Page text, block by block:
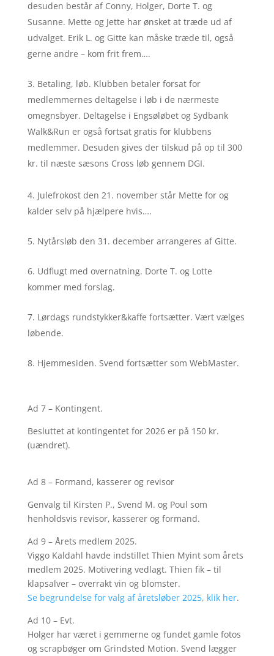
desuden består af Conny, Holger, Dorte T. og
Susanne. Mette og Jette har ønsket at træde ud af
udvalget. Erik L. og Gitte kan måske træde til, også
gerne andre – kom frit frem….
Betaling, løb. Klubben betaler forsat for
medlemmernes deltagelse i løb i de nærmeste
omegnsbyer. Deltagelse i Engsøløbet og Sydbank
Walk&Run er også fortsat gratis for klubbens
medlemmer. Desuden gives der tilskud på op til 300
kr. til næste sæsons Cross løb gennem DGI.
Julefrokost den 21. november står Mette for og
kalder selv på hjælpere hvis….
Nytårsløb den 31. december arrangeres af Gitte.
Udflugt med overnatning. Dorte T. og Lotte
kommer med forslag.
Lørdags rundstykker&kaffe fortsætter. Vært vælges
løbende.
Hjemmesiden. Svend fortsætter som WebMaster.
Ad 7 – Kontingent.
Besluttet at kontingentet for 2026 er på 150 kr.
(uændret).
Ad 8 – Formand, kasserer og revisor
Genvalg til Kirsten P., Svend M. og Poul som
henholdsvis revisor, kasserer og formand.
Ad 9 – Årets medlem 2025.
Viggo Kaldahl havde indstillet Thien Myint som årets
medlem 2025. Motivering vedlagt. Thien fik – til
klapsalver – overrakt vin og blomster.
Se begrundelse for valg af åretsløber 2025, klik her.
Ad 10 – Evt.
Holger har været i gemmerne og fundet gamle fotos
og scrapbøger om Grindsted Motion. Svend lægger